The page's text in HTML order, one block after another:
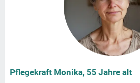
Pflegekraft Monika, 55 Jahre alt